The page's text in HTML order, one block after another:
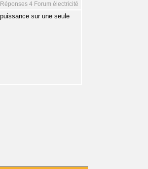
Réponses 4 Forum électricité
sur une seule